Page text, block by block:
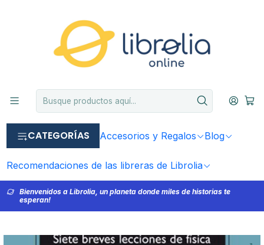
CATEGORÍAS Accesorios y Regalos Blog
Recomendaciones de las libreras de Librolia
Bienvenidos a Librolia, un planeta donde miles de historias te
esperan!